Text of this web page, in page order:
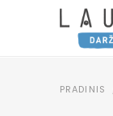
PRADINIS